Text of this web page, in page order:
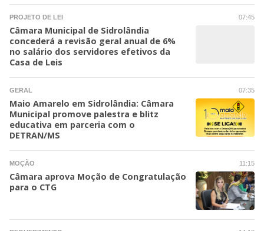
07:45
PROJETO DE LEI
Câmara Municipal de Sidrolândia
concederá a revisão geral anual de 6%
no salário dos servidores efetivos da
Casa de Leis
07:35
GERAL
Maio Amarelo em Sidrolândia: Câmara
Municipal promove palestra e blitz
educativa em parceria com o
DETRAN/MS
11:15
MOÇÃO
Câmara aprova Moção de Congratulação
para o CTG